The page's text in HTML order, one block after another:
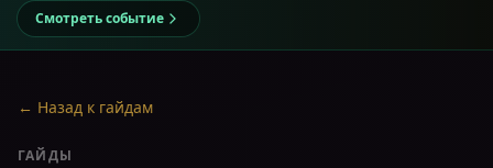
торговый летний купец.
Смотреть событие
← Назад к гайдам
ГАЙДЫ